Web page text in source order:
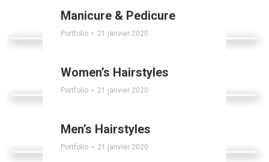
Manicure & Pedicure
Portfolio 21 janvier 2020
Women’s Hairstyles
Portfolio 21 janvier 2020
Men’s Hairstyles
Portfolio 21 janvier 2020